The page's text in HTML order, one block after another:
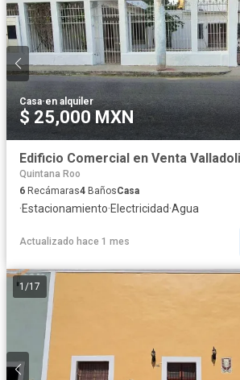
Casa·en alquiler
$ 25,000 MXN
Quintana Roo
6 Recámaras4 BañosCasa
·Estacionamiento·Electricidad·Agua
Actualizado hace 1 mes
1 /17